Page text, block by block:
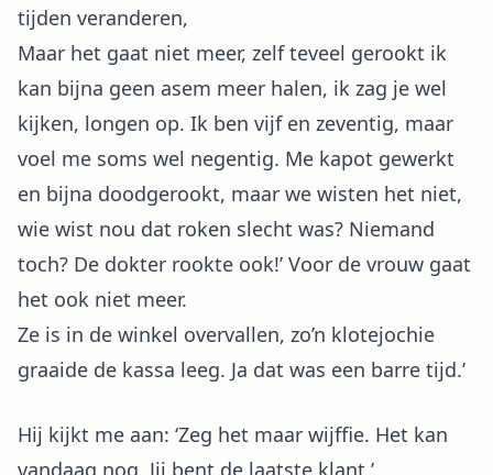
tijden veranderen,
Maar het gaat niet meer, zelf teveel gerookt ik
kan bijna geen asem meer halen, ik zag je wel
kijken, longen op. Ik ben vijf en zeventig, maar
voel me soms wel negentig. Me kapot gewerkt
en bijna doodgerookt, maar we wisten het niet,
wie wist nou dat roken slecht was? Niemand
toch? De dokter rookte ook!’ Voor de vrouw gaat
het ook niet meer.
Ze is in de winkel overvallen, zo’n klotejochie
graaide de kassa leeg. Ja dat was een barre tijd.’
Hij kijkt me aan: ‘Zeg het maar wijffie. Het kan
vandaag nog. Jij bent de laatste klant.’